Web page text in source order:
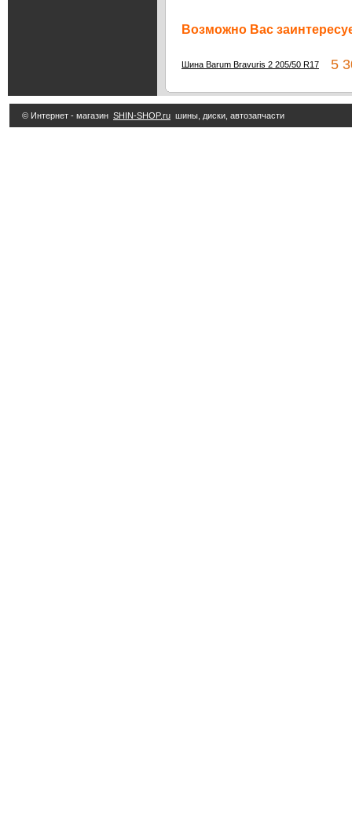
Возможно Вас
Шина Barum Bravuris 2 205/50 R17 5
© Интернет - магазин SHIN-SHOP.ru шины, диски, автозапчасти